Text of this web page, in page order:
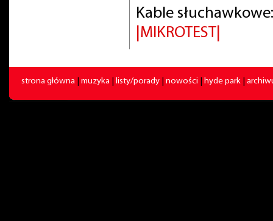
Kable
|MIKROTEST|
strona główna muzyka listy/porady nowości hyde park